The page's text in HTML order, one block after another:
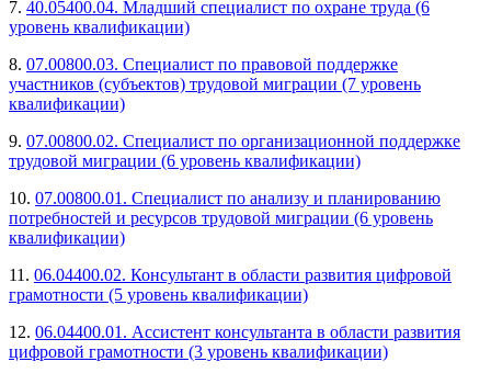
7. 40.05400.04. Младший специалист по охране труда (6
уровень квалификации)
8. 07.00800.03. Специалист по правовой поддержке
участников (субъектов) трудовой миграции (7 уровень
квалификации)
9. 07.00800.02. Специалист по организационной поддержке
трудовой миграции (6 уровень квалификации)
10. 07.00800.01. Специалист по анализу и планированию
потребностей и ресурсов трудовой миграции (6 уровень
квалификации)
11. 06.04400.02. Консультант в области развития цифровой
грамотности (5 уровень квалификации)
12. 06.04400.01. Ассистент консультанта в области развития
цифровой грамотности (3 уровень квалификации)